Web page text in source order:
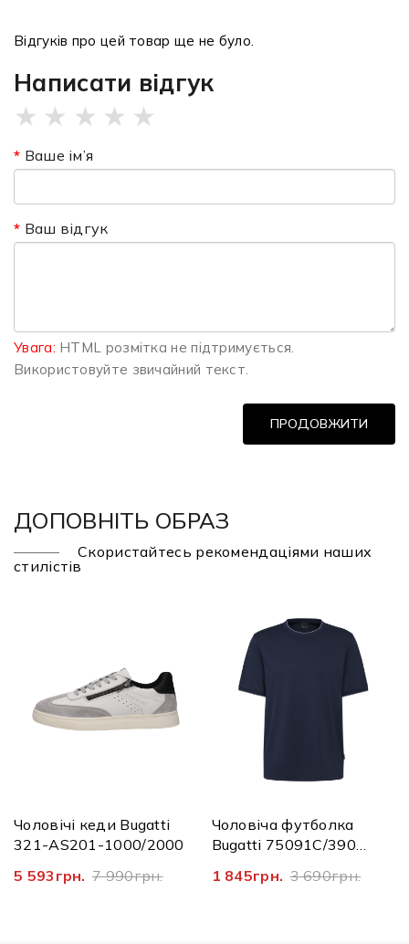
Відгуків про цей товар ще не було.
Написати відгук
★ ★ ★ ★ ★
Ваше ім’я
Ваш відгук
Увага: HTML розмітка не підтримується.
Використовуйте звичайний текст.
ПРОДОВЖИТИ
ДОПОВНІТЬ ОБРАЗ
Скористайтесь рекомендаціями наших
стилістів
Чоловічі кеди Bugatti
321-AS201-1000/2000
5 593грн. 7 990грн.
Чоловіча футболка
Bugatti 75091C/390
1 845грн. 3 690грн.